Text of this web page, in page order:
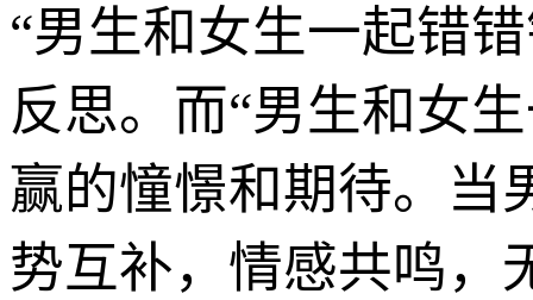
“男生和女生一起错
反思。而“男生和女
赢的憧憬和期待。当
势互补，情感共鸣，